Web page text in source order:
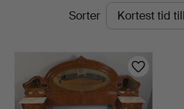
Igangværende
Sorter